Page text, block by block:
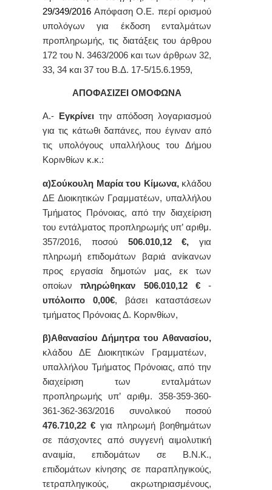
29/349/2016 Απόφαση Ο.Ε. περί ορισμού
υπολόγων για έκδοση ενταλμάτων
προπληρωμής, τις διατάξεις του άρθρου
172 του Ν. 3463/2006 και των άρθρων 32,
33, 34 και 37 του Β.Δ. 17-5/15.6.1959,
ΑΠΟΦΑΣΙΖΕΙ ΟΜΟΦΩΝΑ
Α.- Εγκρίνει την απόδοση λογαριασμού
για τις κάτωθι δαπάνες, που έγιναν από
τις υπολόγους υπαλλήλους του Δήμου
Κορινθίων κ.κ.:
α)Σούκουλη Μαρία του Κίμωνα, κλάδου
ΔΕ Διοικητικών Γραμματέων, υπαλλήλου
Τμήματος Πρόνοιας, από την διαχείριση
του εντάλματος προπληρωμής υπ’ αριθμ.
357/2016, ποσού 506.010,12€,
για
πληρωμή επιδομάτων βαριά ανίκανων
προς εργασία δημοτών μας, εκ των
οποίωνπληρώθηκαν 506.010,12 € -
υπόλοιπο 0,00€, βάσει καταστάσεων
τμήματος Πρόνοιας Δ. Κορινθίων,
β)Αθανασίου Δήμητρα του Αθανασίου,
κλάδου ΔΕ Διοικητικών Γραμματέων,
υπαλλήλου Τμήματος Πρόνοιας, από την
διαχείριση των ενταλμάτων
προπληρωμής υπ’ αριθμ. 358-359-360-
361-362-363/2016
συνολικού ποσού
476.710,22 € για πληρωμή βοηθημάτων
σε πάσχοντες από συγγενή αιμολυτική
αναιμία, επιδομάτων σε Β.Ν.Κ.,
επιδομάτων κίνησης σε παραπληγικούς,
τετραπληγικούς, ακρωτηριασμένους,